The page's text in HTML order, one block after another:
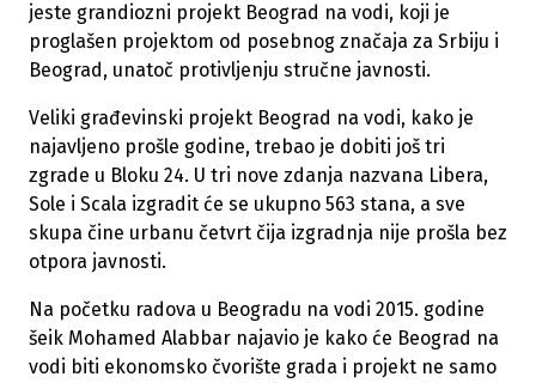
jeste grandiozni projekt Beograd na vodi, koji je
proglašen projektom od posebnog značaja za Srbiju i
Beograd, unatoč protivljenju stručne javnosti.
Veliki građevinski projekt Beograd na vodi, kako je
najavljeno prošle godine, trebao je dobiti još tri
zgrade u Bloku 24. U tri nove zdanja nazvana Libera,
Sole i Scala izgradit će se ukupno 563 stana, a sve
skupa čine urbanu četvrt čija izgradnja nije prošla bez
otpora javnosti.
Na početku radova u Beogradu na vodi 2015. godine
šeik Mohamed Alabbar najavio je kako će Beograd na
vodi biti ekonomsko čvorište grada i projekt ne samo